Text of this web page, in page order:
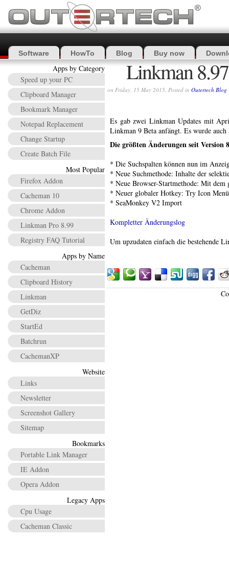
Linkman
on Friday, 15 May 2015. Posted in Outertech Blog
Es gab zwei Linkman Updates mit
Linkman 9 Beta anfängt. Es wurde
Die größten Änderungen seit Version
* Die Suchspalten können nun im
* Neue Suchmethode: Inhalte der
* Neue Browser-Startmethode: Mit dem
* Neuer globaler Hotkey: Try Icon
* SeaMonkey V2 Import
Kompletter Änderungslog
Um upzudaten einfach die bestehende
Apps by Category
Speed up your PC
Clipboard Manager
Bookmark Manager
Notepad Replacement
Change Startup
Create Batch File
Most Popular
Firefox Addon
Cacheman 10
Chrome Addon
Linkman Pro 8.99
Registry FAQ Tutorial
Apps by Name
Cacheman
Clipboard History
Linkman
GetDiz
StartEd
Batchrun
CachemanXP
Website
Links
Newsletter
Screenshot Gallery
Sitemap
Bookmarks
Portable Link Manager
IE Addon
Opera Addon
Legacy Apps
Cpu Usage
Cacheman Classic
Software HowTo Blog Buy now